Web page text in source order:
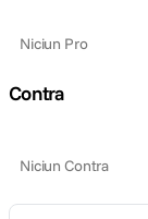
Niciun Pro
Contra
Niciun Contra